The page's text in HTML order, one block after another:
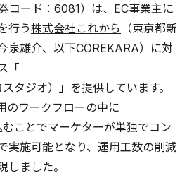
コード：6081）は、EC事業主に
行う株式会社これから （東京都新
泉雄介、以下COREKARA）に対
「
タジオ）
」を提供しています。
のワークフローの中に
ことでマーケターが単独でコン
実施可能となり、運用工数の削減
しました。